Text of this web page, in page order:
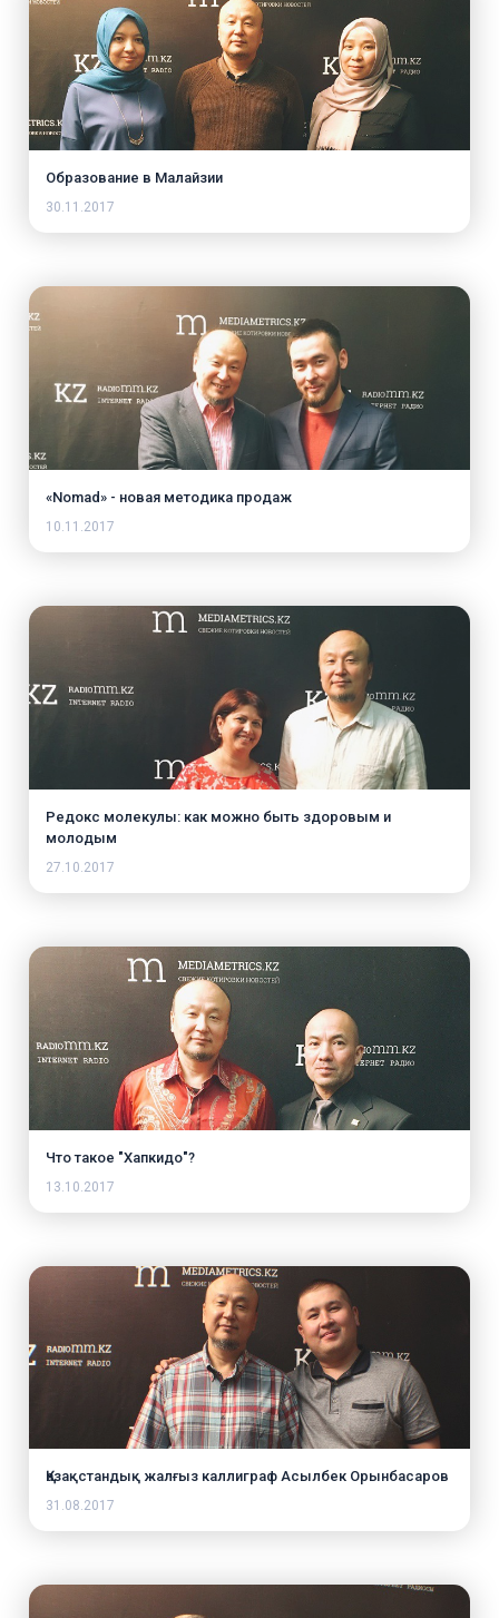
Образование в Малайзии
30.11.2017
«Nomad» - новая методика продаж
10.11.2017
Редокс молекулы: как можно быть здоровым и
молодым
27.10.2017
Что такое "Хапкидо"?
13.10.2017
Қазақстандық жалғыз каллиграф Асылбек Орынбасаров
31.08.2017